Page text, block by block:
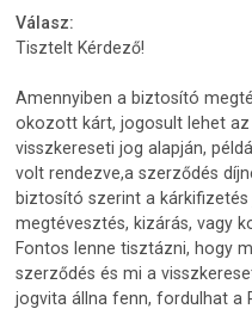
Válasz:
Tisztelt Kérdező!
Amennyiben a biztosító
okozott kárt, jogosult lehet
visszkereseti jog alapján,
volt rendezve,a szerződés
biztosító szerint a
megtévesztés, kizárás, vagy
Fontos lenne tisztázni, hogy
szerződés és mi a
jogvita állna fenn, fordulhat a